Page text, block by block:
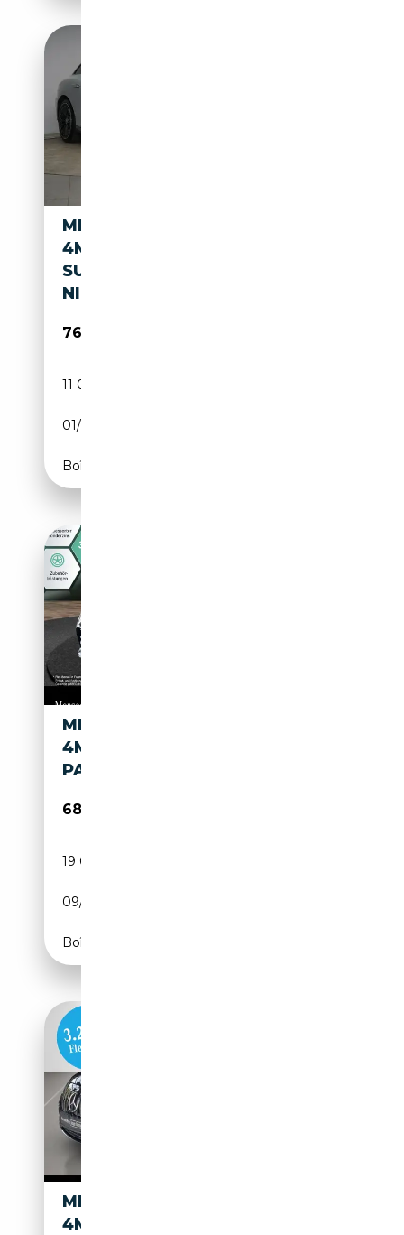
MERCEDES-BENZ EQE 53
4MATIC
SUPERSCREEN/LEDER/DISTRO
NIC/HUD/PA
76 990€
11 000 km
01/2025
Boîte automatique
MERCEDES-BENZ EQE 53 AMG
4M FAHRASS 360° AIRMAT
PANO BURMESTER
68 590€
19 008 km
09/2025
Boîte automatique
MERCEDES-BENZ EQE 53 AMG
4M+